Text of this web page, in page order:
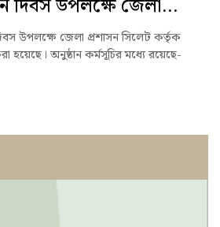
উপলক্ষে জেলা প্রশাসন সিলেট কর্তৃক
হয়েছে। অনুষ্ঠান কর্মসূচির মধ্যে রয়েছে-